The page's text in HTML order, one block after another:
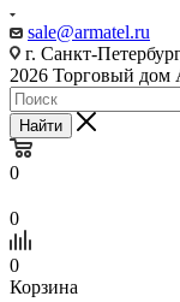
sale@armatel.ru
г. Санкт-
2026 Торговый
Найти
0
0
0
Корзина